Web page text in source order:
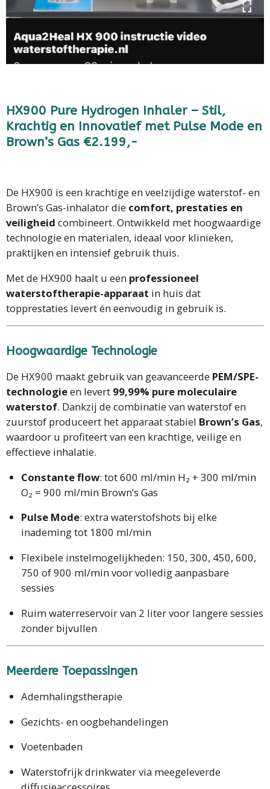
HX900 Pure Hydrogen Inhaler – Stil,
Krachtig en Innovatief met Pulse Mode en
Brown’s Gas €2.199,-
De HX900 is een krachtige en veelzijdige waterstof- en
Brown’s Gas-inhalator die comfort, prestaties en
veiligheid combineert. Ontwikkeld met hoogwaardige
technologie en materialen, ideaal voor klinieken,
praktijken en intensief gebruik thuis.
Met de HX900 haalt u een professioneel
waterstoftherapie-apparaat in huis dat
topprestaties levert én eenvoudig in gebruik is.
Hoogwaardige Technologie
De HX900 maakt gebruik van geavanceerde PEM/SPE-
technologieen levert 99,99% pure moleculaire
waterstof. Dankzij de combinatie van waterstof en
zuurstof produceert het apparaat stabiel Brown’s Gas,
waardoor u profiteert van een krachtige, veilige en
effectieve inhalatie.
Constante flow: tot 600 ml/min H₂ + 300 ml/min
O₂ = 900 ml/min Brown’s Gas
Pulse Mode: extra waterstofshots bij elke
inademing tot 1800 ml/min
Flexibele instelmogelijkheden: 150, 300, 450, 600,
750 of 900 ml/min voor volledig aanpasbare
sessies
Ruim waterreservoir van 2 liter voor langere sessies
zonder bijvullen
Meerdere Toepassingen
Ademhalingstherapie
Gezichts- en oogbehandelingen
Voetenbaden
Waterstofrijk drinkwater via meegeleverde